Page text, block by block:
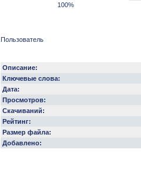
100%
Пользователь
Описание:
Ключевые слова:
Дата:
Просмотров:
Скачиваний:
Рейтинг:
Размер файла:
Добавлено: